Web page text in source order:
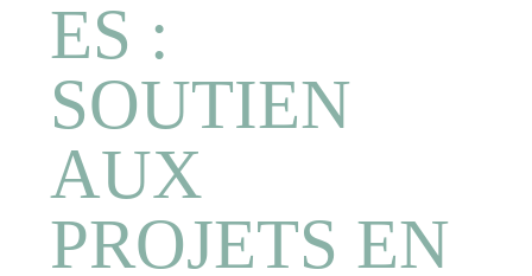
ES :
SOUTIEN
AUX
PROJETS EN